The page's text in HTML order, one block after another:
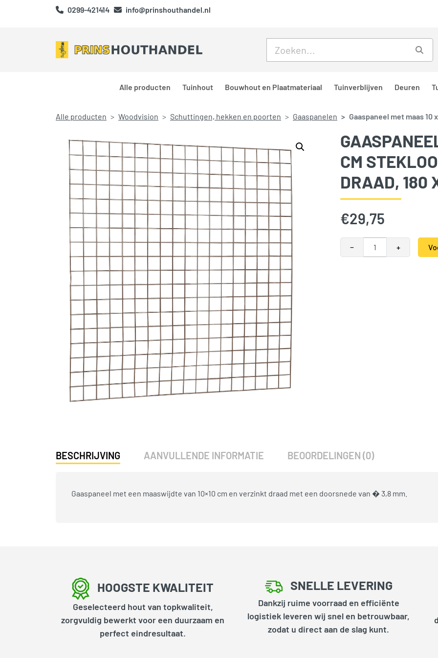
0299-421414 info@prinshouthandel.nl
Alle producten Tuinhout Bouwhout en Plaatmateriaal Tuinverblijven Deuren
Alle producten Woodvision Schuttingen, hekken en poorten Gaaspanelen Gaaspaneel met maas 10
CM
DRAAD, 180
€29,75
−
Gaaspaneel met maas 10 x
+
BESCHRIJVING AANVULLENDE INFORMATIE BEOORDELINGEN (0)
Gaaspaneel met een maaswijdte van 10×10 cm en verzinkt draad met een doorsnede van � 3,8 mm.
HOOGSTE KWALITEIT
Geselecteerd hout van topkwaliteit,
zorgvuldig bewerkt voor een duurzaam en
perfect eindresultaat.
SNELLE LEVERING
Dankzij ruime voorraad en efficiënte
logistiek leveren wij snel en betrouwbaar,
zodat u direct aan de slag kunt.